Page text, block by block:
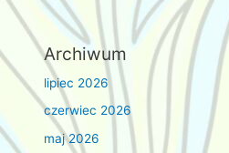
Archiwum
lipiec 2026
czerwiec 2026
maj 2026